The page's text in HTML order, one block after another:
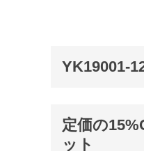
YK19001-
定価の
ット